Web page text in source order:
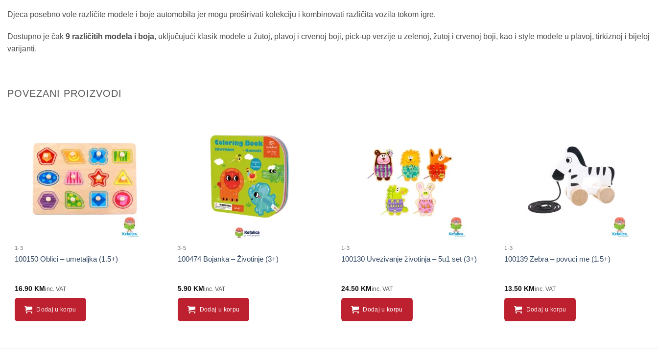
Djeca posebno vole različite modele i boje automobila jer mogu proširivati kolekciju i kombinovati različita vozila tokom igre.
Dostupno je čak 9 različitih modela i boja, uključujući klasik modele u žutoj, plavoj i crvenoj boji, pick-up verzije u zelenoj, žutoj i crvenoj boji, kao i style modele u plavoj, tirkiznoj i bijeloj
varijanti.
POVEZANI PROIZVODI
Sačuvaj
proizvod
1-3
100150 Oblici – umetaljka (1.5+)
16.90 KMinc. VAT
Dodaj u korpu
Sačuvaj
proizvod
3-5
100474 Bojanka – Životinje (3+)
5.90 KMinc. VAT
Dodaj u korpu
proizvod
1-3
100130 Uvezivanje životinja – 5u1 set (3+)
24.50 KMinc. VAT
Dodaj u korpu
1-3
100139 Zebra – povuci me (1.5+)
13.50 KMinc. VAT
Dodaj u korpu